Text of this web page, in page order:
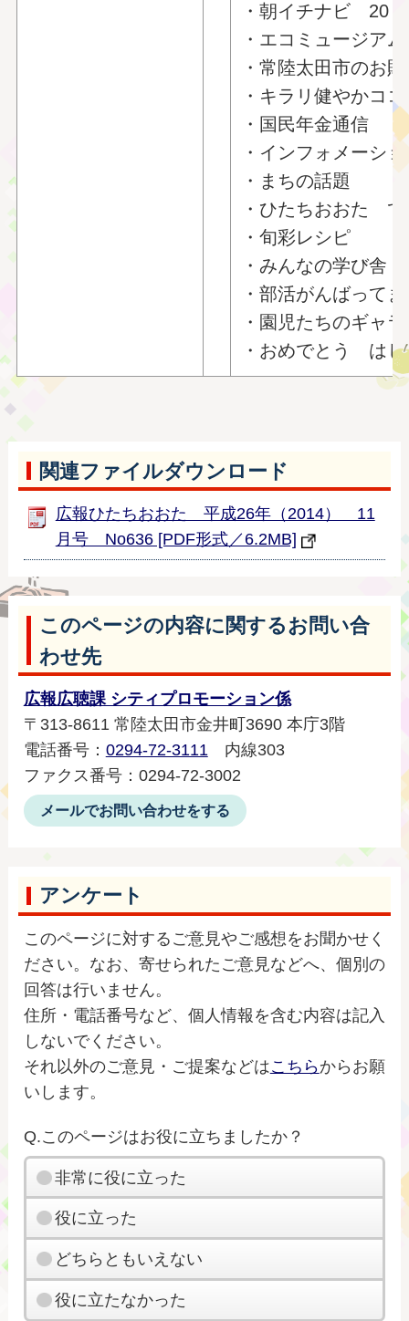
・朝イチナビ 20
・エコミュージア
・常陸太田市のお
・キラリ健やかコ
・国民年金通信
・インフォメーシ
・まちの話題
・ひたちおおた
・旬彩レシピ
・みんなの学び舎
・部活がんばって
・園児たちのギャ
・おめでとう は
関連ファイルダウンロード
広報ひたちおおた 平成26年（2014） 11
月号 No636 [PDF形式／6.2MB]
このページの内容に関するお問い合
わせ先
広報広聴課 シティプロモーション係
〒313-8611 常陸太田市金井町3690 本庁3階
電話番号： 0294-72-3111内線303
ファクス番号：0294‐72‐3002
メールでお問い合わせをする
アンケート
このページに対するご意見やご感想をお聞かせく
ださい。なお、寄せられたご意見などへ、個別の
回答は行いません。
住所・電話番号など、個人情報を含む内容は記入
しないでください。
それ以外のご意見・ご提案などはこちらからお願
いします。
Q.このページはお役に立ちましたか？
非常に役に立った
役に立った
どちらともいえない
役に立たなかった